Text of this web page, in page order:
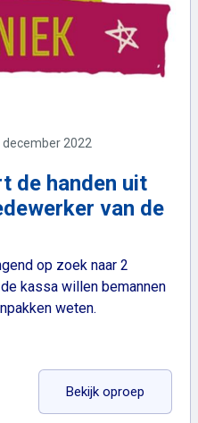
2022
de handen uit
van de
op zoek naar 2
kassa willen bemannen
weten.
Bekijk oproep